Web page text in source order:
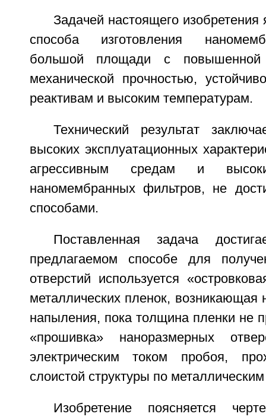
Задачей настоящего изобретения
способа изготовления
большой площади с повышенной
механической прочностью,
реактивам и высоким температурам.
Технический результат
высоких эксплуатационных
агрессивным средам и
наномембранных фильтров, не
способами.
Поставленная задача
предлагаемом способе для
отверстий используется
металлических пленок, возникающая
напыления, пока толщина пленки не
«прошивка» наноразмерных
электрическим током пробоя,
слоистой структуры по
Изобретение поясняется